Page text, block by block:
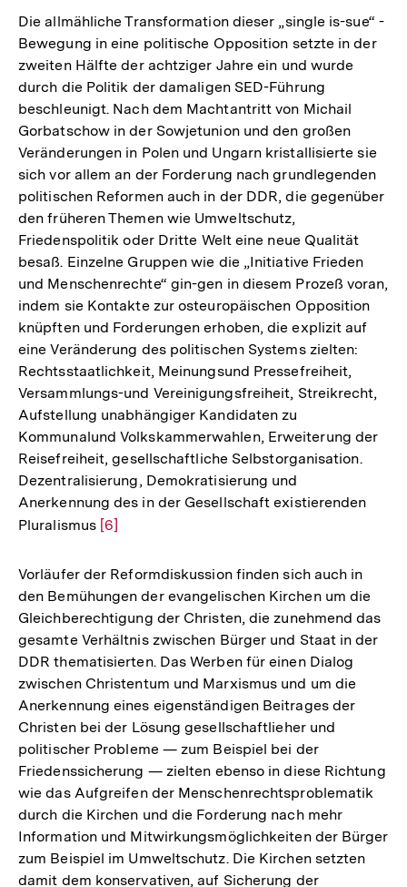
Die allmähliche Transformation dieser „single is-sue“ -
Bewegung in eine politische Opposition setzte in der
zweiten Hälfte der achtziger Jahre ein und wurde
durch die Politik der damaligen SED-Führung
beschleunigt. Nach dem Machtantritt von Michail
Gorbatschow in der Sowjetunion und den großen
Veränderungen in Polen und Ungarn kristallisierte sie
sich vor allem an der Forderung nach grundlegenden
politischen Reformen auch in der DDR, die gegenüber
den früheren Themen wie Umweltschutz,
Friedenspolitik oder Dritte Welt eine neue Qualität
besaß. Einzelne Gruppen wie die „Initiative Frieden
und Menschenrechte“ gin-gen in diesem Prozeß voran,
indem sie Kontakte zur osteuropäischen Opposition
knüpften und Forderungen erhoben, die explizit auf
eine Veränderung des politischen Systems zielten:
Rechtsstaatlichkeit, Meinungsund Pressefreiheit,
Versammlungs-und Vereinigungsfreiheit, Streikrecht,
Aufstellung unabhängiger Kandidaten zu
Kommunalund Volkskammerwahlen, Erweiterung der
Reisefreiheit, gesellschaftliche Selbstorganisation.
Dezentralisierung, Demokratisierung und
Anerkennung des in der Gesellschaft existierenden
Pluralismus Zur
der
Fußnote
[6]
Vorläufer der Reformdiskussion finden sich auch in
den Bemühungen der evangelischen Kirchen um die
Gleichberechtigung der Christen, die zunehmend das
gesamte Verhältnis zwischen Bürger und Staat in der
DDR thematisierten. Das Werben für einen Dialog
zwischen Christentum und Marxismus und um die
Anerkennung eines eigenständigen Beitrages der
Christen bei der Lösung gesellschaftlieher und
politischer Probleme — zum Beispiel bei der
Friedenssicherung — zielten ebenso in diese Richtung
wie das Aufgreifen der Menschenrechtsproblematik
durch die Kirchen und die Forderung nach mehr
Information und Mitwirkungsmöglichkeiten der Bürger
zum Beispiel im Umweltschutz. Die Kirchen setzten
damit dem konservativen, auf Sicherung der